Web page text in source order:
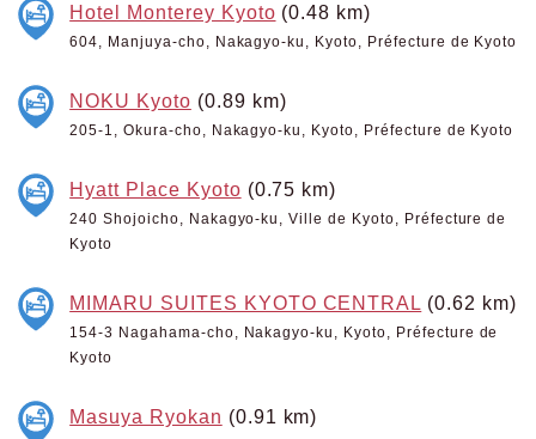
Hotel Monterey Kyoto (0.48 km)
604, Manjuya-cho, Nakagyo-ku, Kyoto, Préfecture de Kyoto
NOKU Kyoto (0.89 km)
205-1, Okura-cho, Nakagyo-ku, Kyoto, Préfecture de Kyoto
Hyatt Place Kyoto (0.75 km)
240 Shojoicho, Nakagyo-ku, Ville de Kyoto, Préfecture de
Kyoto
MIMARU SUITES KYOTO CENTRAL (0.62 km)
154-3 Nagahama-cho, Nakagyo-ku, Kyoto, Préfecture de
Kyoto
Masuya Ryokan (0.91 km)